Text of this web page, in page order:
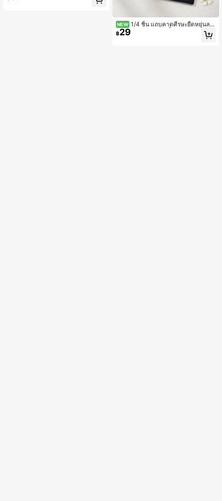
ดผมอเนกประสงค์แฟชั่นสำหรับผู้หญิง
NEW 1/4 ชิ้น แถบคาดศีรษะยืดหยุ่นลา
ยจุดสีดำและสีขาว สีพื้น สำหรับผู้หญิง อุ
ปกรณ์เสริมผมแฟชั่นสำหรับสวมใส่ประ
฿29